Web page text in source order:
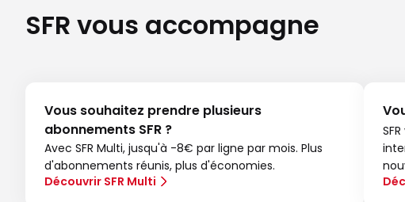
SFR vous accompagne
Vous souhaitez prendre plusieurs
abonnements SFR ?
Avec SFR Multi, jusqu'à -8€ par ligne par mois. Plus
d'abonnements réunis, plus d'économies.
Découvrir SFR Multi